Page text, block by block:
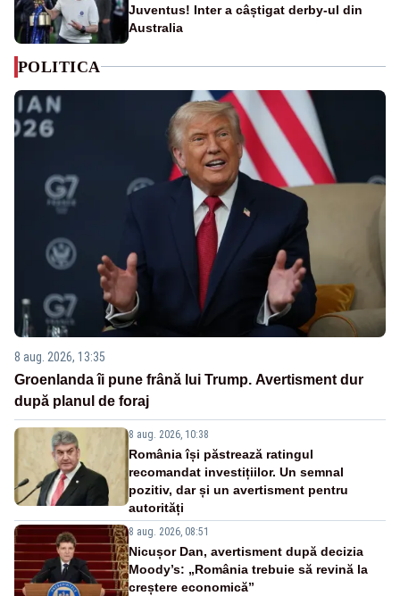
Juventus! Inter a câștigat derby-ul din
Australia
POLITICA
8 aug. 2026, 13:35
Groenlanda îi pune frână lui Trump. Avertisment dur
după planul de foraj
8 aug. 2026, 10:38
România își păstrează ratingul
recomandat investițiilor. Un semnal
pozitiv, dar și un avertisment pentru
autorități
8 aug. 2026, 08:51
Nicușor Dan, avertisment după decizia
Moody’s: „România trebuie să revină la
creștere economică”